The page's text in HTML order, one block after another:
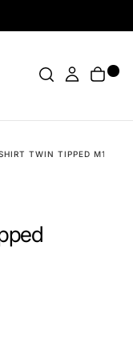
TWIN TIPPED